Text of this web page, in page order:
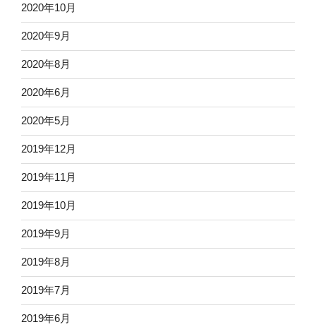
2020年10月
2020年9月
2020年8月
2020年6月
2020年5月
2019年12月
2019年11月
2019年10月
2019年9月
2019年8月
2019年7月
2019年6月